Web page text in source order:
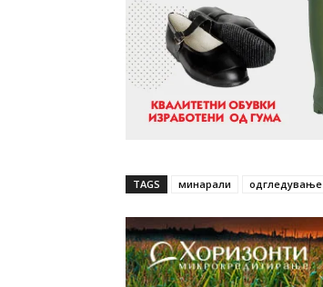
TAGS минарали одгледување